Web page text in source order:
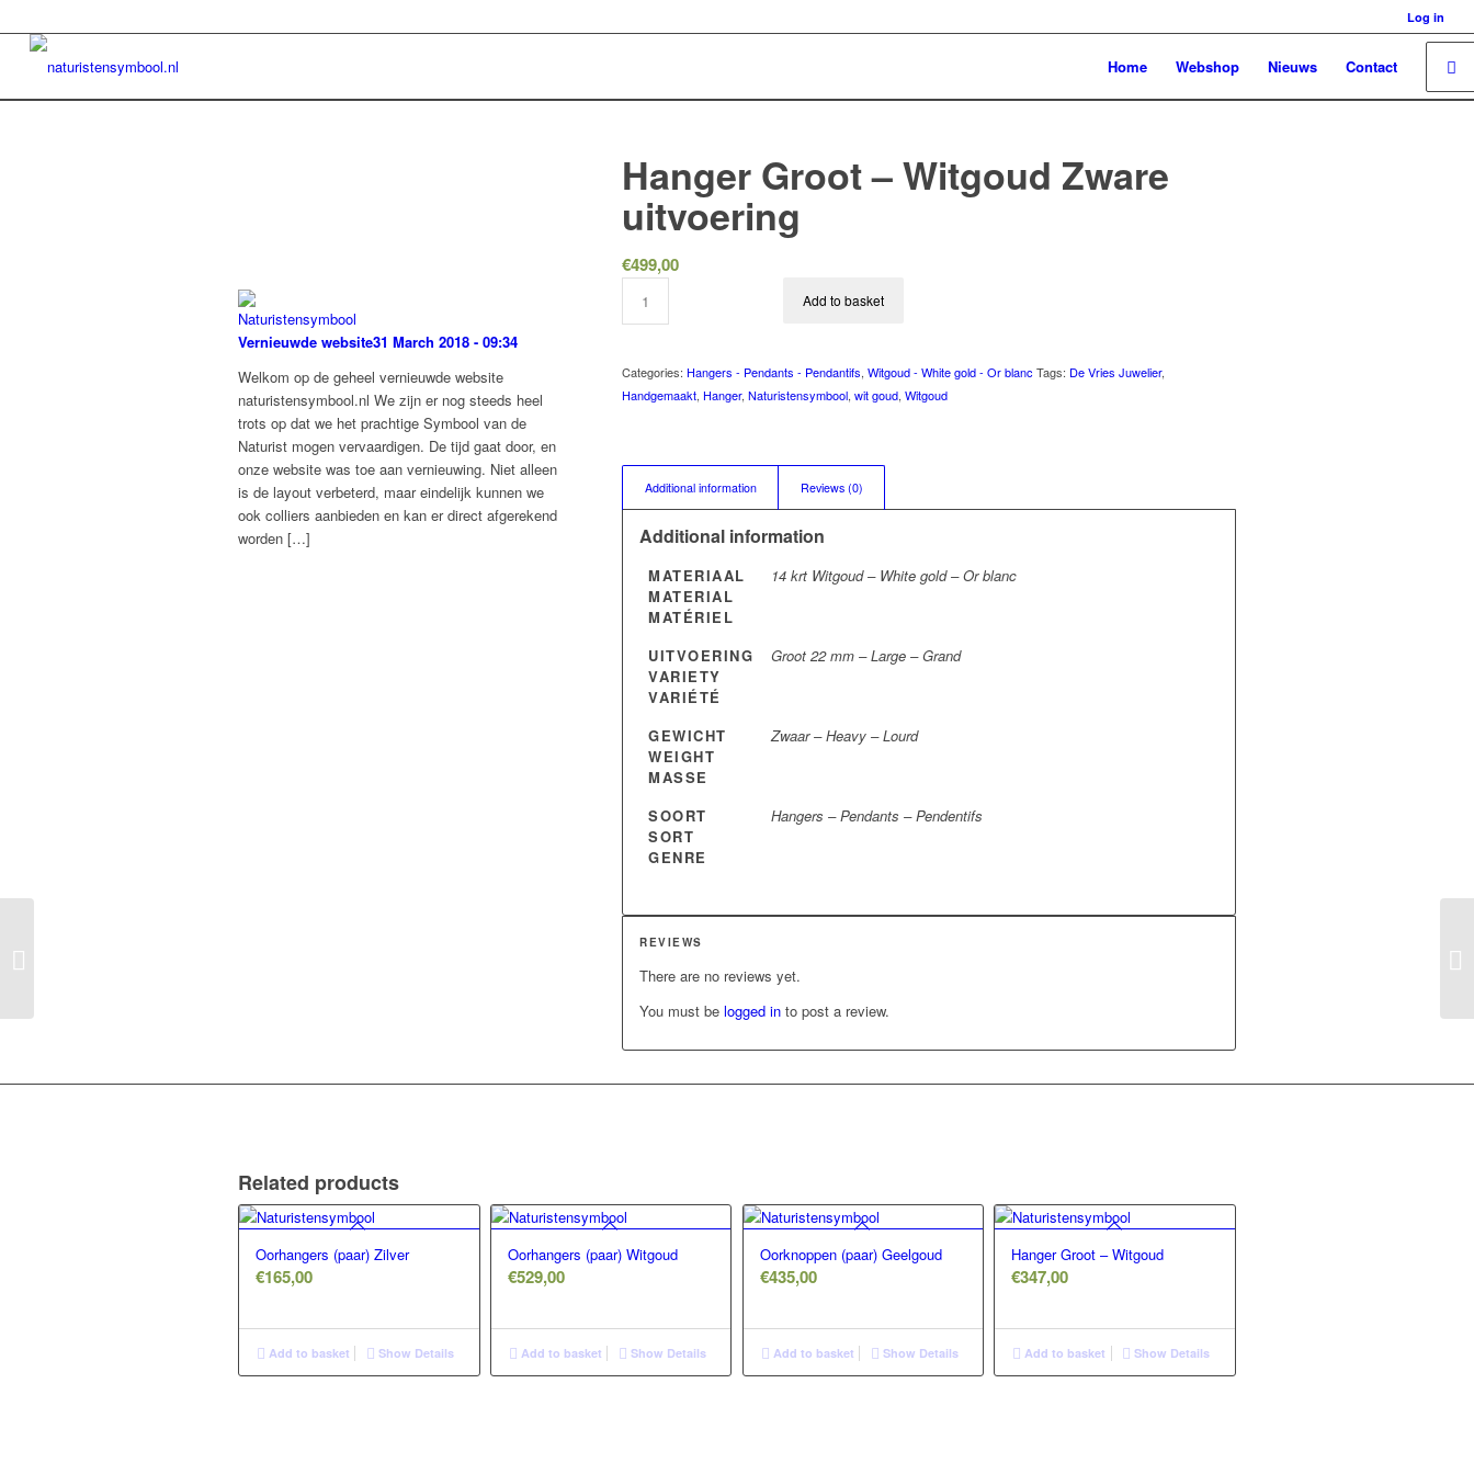
Log in
Home Webshop Nieuws Contact
Vernieuwde website31 March 2018 - 09:34
Welkom op de geheel vernieuwde website
naturistensymbool.nl We zijn er nog steeds heel
trots op dat we het prachtige Symbool van de
Naturist mogen vervaardigen. De tijd gaat door, en
onze website was toe aan vernieuwing. Niet alleen
is de layout verbeterd, maar eindelijk kunnen we
ook colliers aanbieden en kan er direct afgerekend
worden […]
Hanger Groot – Witgoud Zware
uitvoering
€499,00
Add to basket
Categories: Hangers - Pendants - Pendantifs,Witgoud - White gold - Or blanc Tags: De Vries Juwelier,
Handgemaakt, Hanger,Naturistensymbool,wit goud,Witgoud
Additional information Reviews (0)
Additional information
MATERIAAL
MATERIAL
MATÉRIEL
14 krt Witgoud – White gold – Or blanc
UITVOERING
VARIETY
VARIÉTÉ
Groot 22 mm – Large – Grand
GEWICHT
WEIGHT
MASSE
Zwaar – Heavy – Lourd
SOORT
SORT
GENRE
Hangers – Pendants – Pendentifs
REVIEWS
There are no reviews yet.
You must belogged in to post a review.
Related products
Oorhangers (paar) Zilver
€165,00
Add to basket Show Details
Oorhangers (paar) Witgoud
€529,00
Add to basket Show Details
Oorknoppen (paar) Geelgoud
€435,00
Add to basket Show Details
Hanger Groot – Witgoud
€347,00
Add to basket Show Details